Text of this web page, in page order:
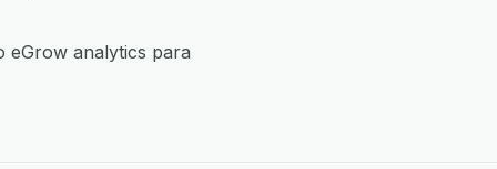
eGrow analytics para